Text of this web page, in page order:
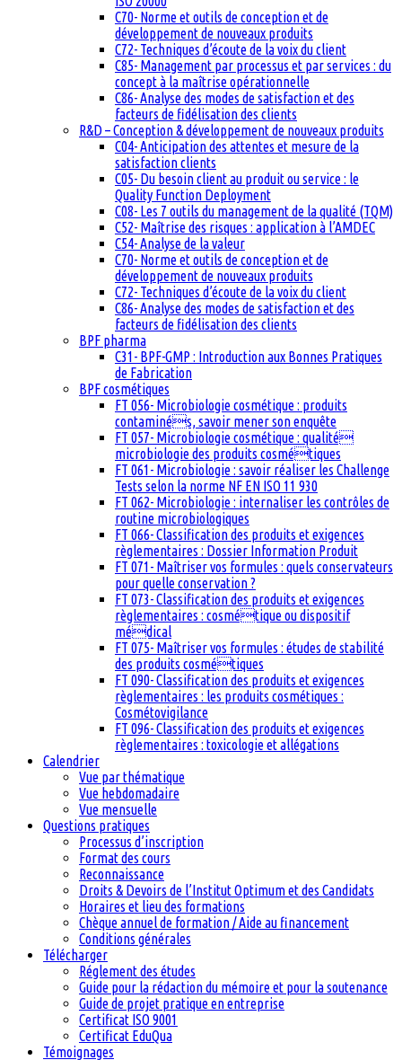
C70- Norme et outils de conception et de
développement de nouveaux produits
C72- Techniques d’écoute de la voix du client
C85- Management par processus et par services : du
concept à la maîtrise opérationnelle
C86- Analyse des modes de satisfaction et des
facteurs de fidélisation des clients
R&D – Conception & développement de nouveaux produits
C04- Anticipation des attentes et mesure de la
satisfaction clients
C05- Du besoin client au produit ou service : le
Quality Function Deployment
C08- Les 7 outils du management de la qualité (TQM)
C52- Maîtrise des risques : application à l’AMDEC
C54- Analyse de la valeur
C70- Norme et outils de conception et de
développement de nouveaux produits
C72- Techniques d’écoute de la voix du client
C86- Analyse des modes de satisfaction et des
facteurs de fidélisation des clients
BPF pharma
C31- BPF-GMP : Introduction aux Bonnes Pratiques
de Fabrication
BPF cosmétiques
FT 056- Microbiologie cosmétique : produits
contaminés, savoir mener son enquête
FT 057- Microbiologie cosmétique : qualité
microbiologie des produits cosmétiques
FT 061- Microbiologie : savoir réaliser les Challenge
Tests selon la norme NF EN ISO 11 930
FT 062- Microbiologie : internaliser les contrôles de
routine microbiologiques
FT 066- Classification des produits et exigences
règlementaires : Dossier Information Produit
FT 071- Maîtriser vos formules : quels conservateurs
pour quelle conservation ?
FT 073- Classification des produits et exigences
règlementaires : cosmétique ou dispositif
médical
FT 075- Maîtriser vos formules : études de stabilité
des produits cosmétiques
FT 090- Classification des produits et exigences
règlementaires : les produits cosmétiques :
Cosmétovigilance
FT 096- Classification des produits et exigences
règlementaires : toxicologie et allégations
Calendrier
Vue par thématique
Vue hebdomadaire
Vue mensuelle
Questions pratiques
Processus d’inscription
Format des cours
Reconnaissance
Droits & Devoirs de l’Institut Optimum et des Candidats
Horaires et lieu des formations
Chèque annuel de formation / Aide au financement
Conditions générales
Télécharger
Réglement des études
Guide pour la rédaction du mémoire et pour la soutenance
Guide de projet pratique en entreprise
Certificat ISO 9001
Certificat EduQua
Témoignages